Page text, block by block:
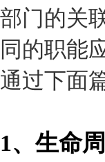
部门的关
同的职能
通过下面
1、生命